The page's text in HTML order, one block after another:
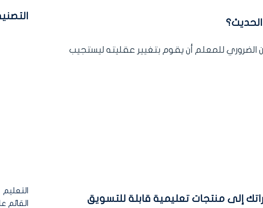
الضروري للمعلم أن يقوم بتغيير عقليته ليستجيب
إلى منتجات تعليمية قابلة للتسويق
التعليم
القائم